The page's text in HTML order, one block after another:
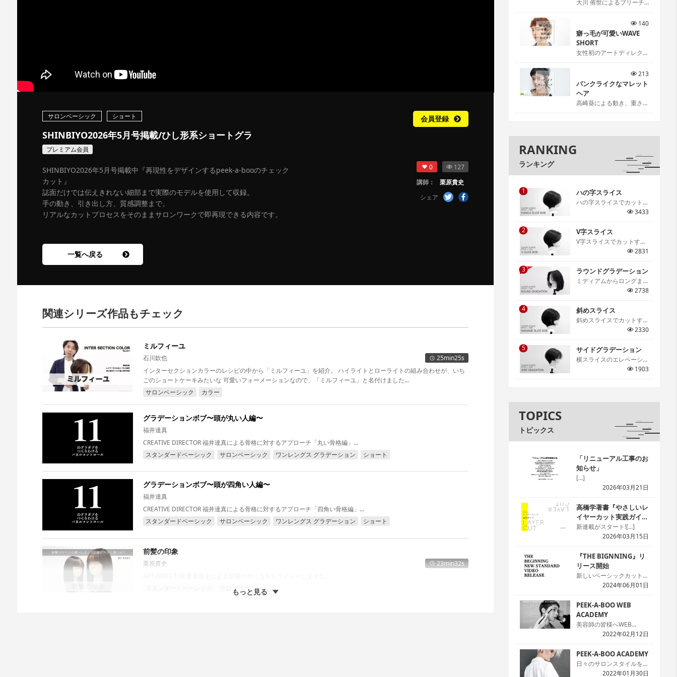
会員登録
サロンベーシック ショート
SHINBIYO2026年5月号掲載/ひし形系ショートグラ
プレミアム会員
SHINBIYO2026年5月号掲載中『再現性をデザインするpeek-a-booのチェック
カット』
誌面だけでは伝えきれない細部まで実際のモデルを使用して収録。
手の動き、引き出し方、質感調整まで。
リアルなカットプロセスをそのままサロンワークで即再現できる内容です。
0
127
講師：
栗原貴史
シェア
一覧へ戻る
関連シリーズ作品もチェック
ミルフィーユ
石川欽也
25min25s
インターセクションカラーのレシピの中から「ミルフィーユ」を紹介。 ハイライトとローライトの組み合わせが、いち
ごのショートケーキみたいな 可愛いフォーメーションなので、「ミルフィーユ」と名付けました...
サロンベーシック
カラー
グラデーションボブ〜頭が丸い人編〜
福井達真
CREATIVE DIRECTOR 福井達真による骨格に対するアプローチ「丸い骨格編」...
スタンダードベーシック
サロンベーシック ワンレングス グラデーション ショート
グラデーションボブ〜頭が四角い人編〜
福井達真
CREATIVE DIRECTOR 福井達真による骨格に対するアプローチ「四角い骨格編」...
スタンダードベーシック
サロンベーシック ワンレングス グラデーション ショート
前髪の印象
栗原貴史
23min32s
サロンベーシック
もっと見る
大川 侑世によるブリーチ
癖っ毛が可愛いWAVE
SHORT
女性初のアートディレクタ
ショートスタイル。 伊藤
ならではの可愛いの見つけ
方、お伝えします。[…]
140
パンクライクなマレット
ヘア
高崎葵による動き、重さ、
213
RANKING
ランキング
1 ハの字スライス
ハの字スライスでカットす
るグラデーションボブ。ハ
仕上がりの特徴などを細か
く解説しています。[…]
3433
2 V字スライス
V字スライスでカットする
グラデーションボブ。V字
リのあるシルエットは必ず
身につけたいテクニック。
2831
3 ラウンドグラデーション
ミディアムからロングま
で、スタイルの基礎となる
グラデーション。アウトラ
インの切り方や顔周りのレ
イヤーの作り方、丸みのあ
までを詳しく解説していま
す。[…]
2738
4 斜めスライス
斜めスライスでカットする
グラデーションボブ。骨格
り方やスライスの取り方、
コームワークまで詳しく解
2330
5 サイドグラデーション
横スライスのエレベーショ
ンカットを学ぶサイドグラ
1903
TOPICS
トピックス
「リニューアル工事のお
知らせ」
[…]
2026年03月21日
高橋学著書『やさしいレ
イヤーカット実践ガイ
ド』
新連載がスタート![…]
2026年03月15日
『THE BIGNNING』リ
リース開始
新しいベーシックカット本
の『THE BIGNNING』の
ACADEMY」にて公開を開
始しました。本では2次元
のため解説が難しい場面で
も動画なら一目瞭然です。
で理解度がアップ。プレミ
アム会員なら何回でも見れ
て嬉しいですね。[…]
2024年06月01日
PEEK-A-BOO WEB
ACADEMY
美容師の皆様へWEB
ACADEMYのサイトへよう
録をお願いします。[…]
2022年02月12日
PEEK-A-BOO ACADEMY
日々のサロンスタイルを生
かしつつ、ハイセンスなデ
2022年01月30日